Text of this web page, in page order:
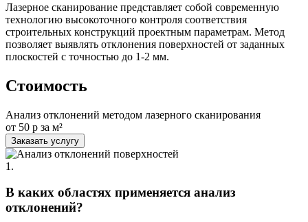
Лазерное сканирование представляет собой современную
технологию высокоточного контроля соответствия
строительных конструкций проектным параметрам. Метод
позволяет выявлять отклонения поверхностей от заданных
плоскостей с точностью до 1-2 мм.
Стоимость
Анализ отклонений методом лазерного сканирования
от 50 р за м²
Заказать услугу
1.
В каких областях применяется анализ
отклонений?